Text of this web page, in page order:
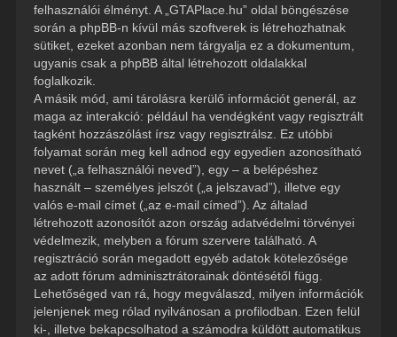
felhasználói élményt. A „GTAPlace.hu” oldal böngészése
során a phpBB-n kívül más szoftverek is létrehozhatnak
sütiket, ezeket azonban nem tárgyalja ez a dokumentum,
ugyanis csak a phpBB által létrehozott oldalakkal
foglalkozik.
A másik mód, ami tárolásra kerülő információt generál, az
maga az interakció: például ha vendégként vagy regisztrált
tagként hozzászólást írsz vagy regisztrálsz. Ez utóbbi
folyamat során meg kell adnod egy egyedien azonosítható
nevet („a felhasználói neved”), egy – a belépéshez
használt – személyes jelszót („a jelszavad”), illetve egy
valós e-mail címet („az e-mail címed”). Az általad
létrehozott azonosítót azon ország adatvédelmi törvényei
védelmezik, melyben a fórum szervere található. A
regisztráció során megadott egyéb adatok kötelezősége
az adott fórum adminisztrátorainak döntésétől függ.
Lehetőséged van rá, hogy megválaszd, milyen információk
jelenjenek meg rólad nyilvánosan a profilodban. Ezen felül
ki-, illetve bekapcsolhatod a számodra küldött automatikus